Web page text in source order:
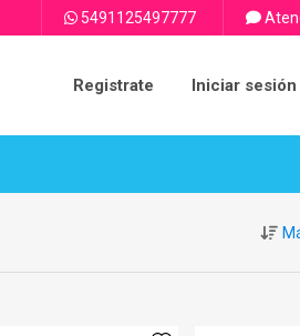
5491125497777
Registrate Iniciar sesión